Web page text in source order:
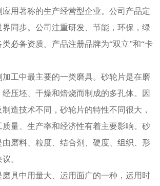
用著称的生产经营型企业。公司产品定
同步。公司注重研发、节能，环保，绿
必备资质。产品注册品牌为“双立”和“卡
加工中最主要的一类磨具。砂轮片是在磨
压坯、干燥和焙烧而制成的多孔体。因
造技术不同，砂轮片的特性不同很大，
质量、生产率和经济性有着主要影响。砂
磨料、粒度、结合剂、硬度、组织、形
。
磨具中用量大、运用面广的一种，运用时